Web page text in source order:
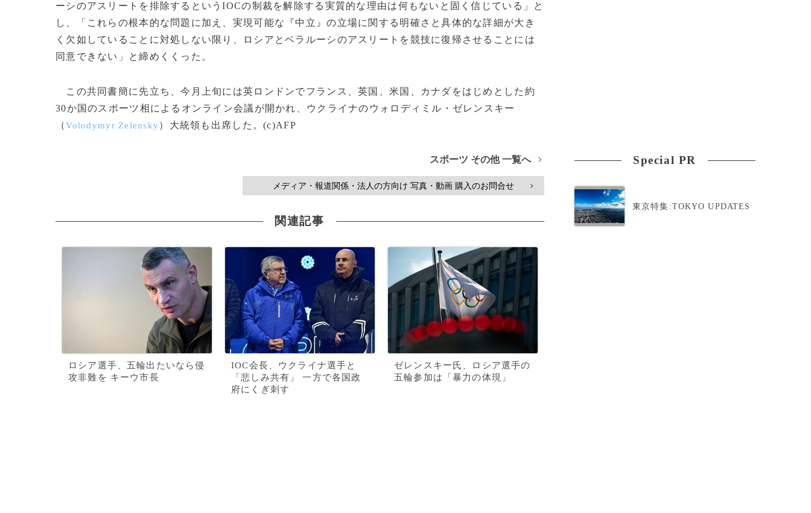
ーシのアスリートを排除するというIOCの制裁を解除する実質的な理由は何もないと固く信じている」と
し、「これらの根本的な問題に加え、実現可能な『中立』の立場に関する明確さと具体的な詳細が大き
く欠如していることに対処しない限り、ロシアとベラルーシのアスリートを競技に復帰させることには
同意できない」と締めくくった。
この共同書簡に先立ち、今月上旬には英ロンドンでフランス、英国、米国、カナダをはじめとした約
30か国のスポーツ相によるオンライン会議が開かれ、ウクライナのウォロディミル・ゼレンスキー
（Volodymyr Zelensky）大統領も出席した。(c)AFP
スポーツ その他 一覧へ >
メディア・報道関係・法人の方向け 写真・動画 購入のお問合せ >
関連記事
ロシア選手、五輪出たいなら侵
攻非難を キーウ市長
IOC会長、ウクライナ選手と
「悲しみ共有」 一方で各国政
府にくぎ刺す
ゼレンスキー氏、ロシア選手の
五輪参加は「暴力の体現」
Special PR
東京特集:TOKYO UPDATES